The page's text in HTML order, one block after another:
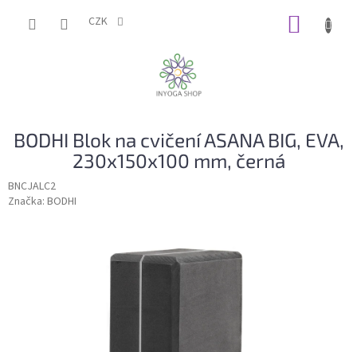
CZK
BODHI Blok na cvičení ASANA BIG, EVA,
230x150x100 mm, černá
BNCJALC2
Značka: BODHI